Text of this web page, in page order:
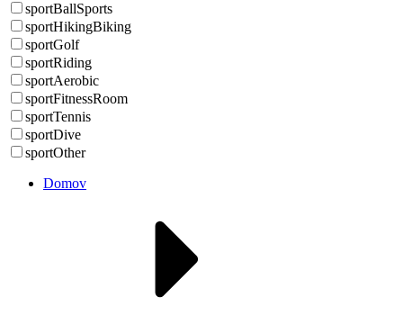
sportBallSports
sportHikingBiking
sportGolf
sportRiding
sportAerobic
sportFitnessRoom
sportTennis
sportDive
sportOther
Domov